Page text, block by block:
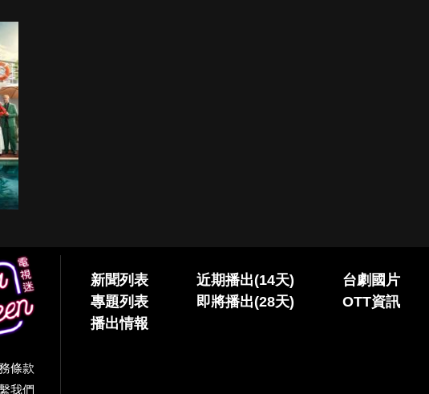
條款
我們
新聞列表
專題列表
播出情報
近期播出(14天)
即將播出(28天)
台劇國片
OTT資訊